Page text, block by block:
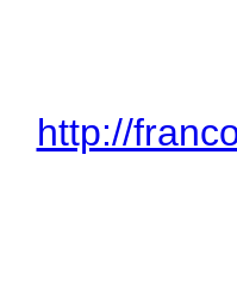
http://